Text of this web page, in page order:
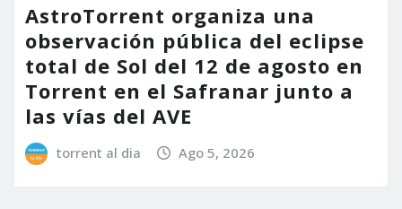
AstroTorrent organiza una
observación pública del eclipse
total de Sol del 12 de agosto en
Torrent en el Safranar junto a
las vías del AVE
torrent al dia Ago 5, 2026